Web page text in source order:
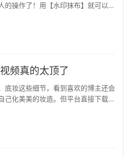
操作了！用【水印抹布】就可以，
频真的太顶了
底妆这些细节，看到喜欢的博主还会
己化美美的妆造。但平台直接下载的